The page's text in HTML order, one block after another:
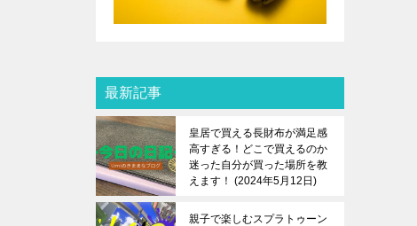
最新記事
皇居で買える長財布が満足感
高すぎる！どこで買えるのか
迷った自分が買った場所を教
えます！
2024年5月12日
親子で楽しむスプラトゥーン